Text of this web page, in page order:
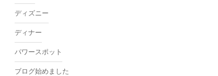
ディズニー
ディナー
パワースポット
ブログ始めました